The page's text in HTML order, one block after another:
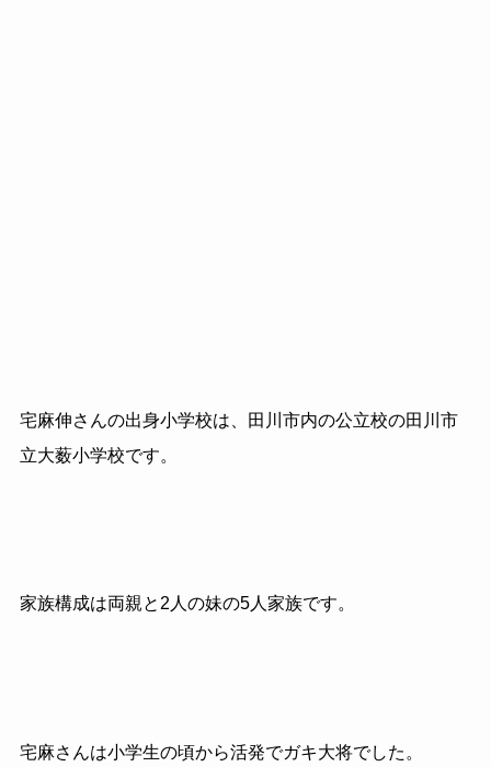
宅麻伸さんの出身小学校は、田川市内の公立校の田川市
立大薮小学校です。
家族構成は両親と2人の妹の5人家族です。
宅麻さんは小学生の頃から活発でガキ大将でした。